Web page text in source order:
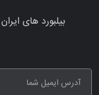
بیلبورد های ایران